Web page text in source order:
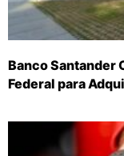
Banco Santander
Federal para